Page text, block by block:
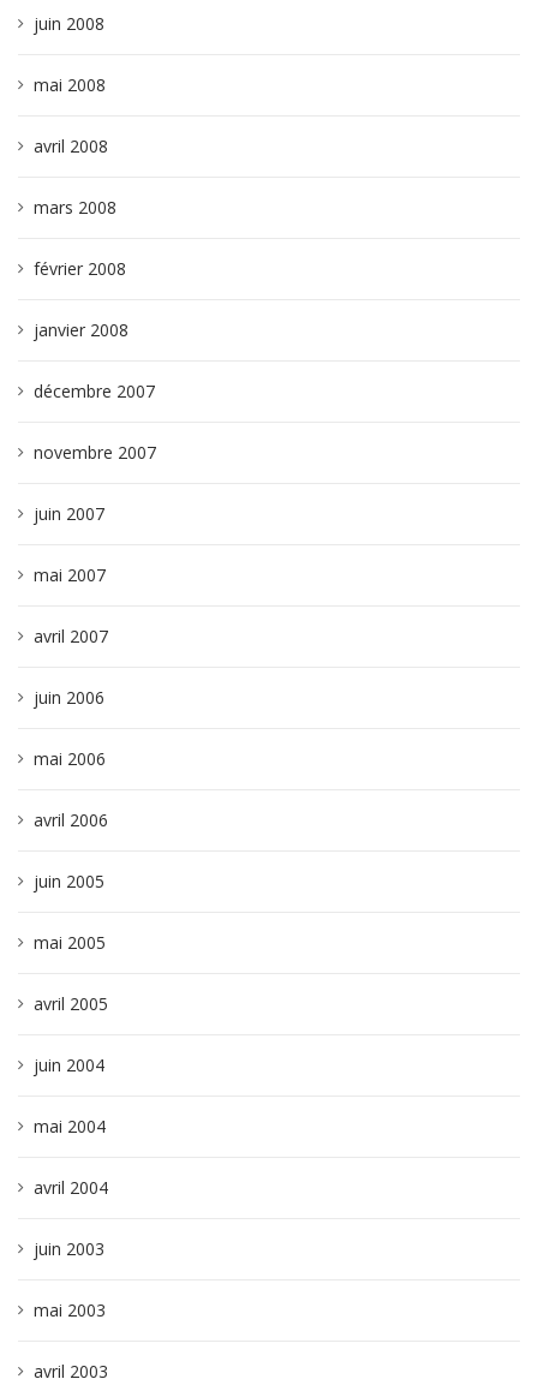
juin 2008
mai 2008
avril 2008
mars 2008
février 2008
janvier 2008
décembre 2007
novembre 2007
juin 2007
mai 2007
avril 2007
juin 2006
mai 2006
avril 2006
juin 2005
mai 2005
avril 2005
juin 2004
mai 2004
avril 2004
juin 2003
mai 2003
avril 2003